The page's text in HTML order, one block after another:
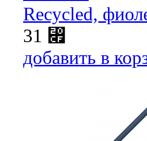
Recycled,
31 ⃏
добавить в